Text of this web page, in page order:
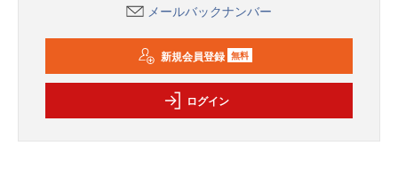
メールバックナンバー
新規会員登録 無料
ログイン